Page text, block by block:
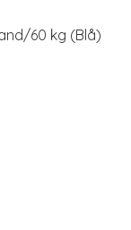
60 kg (Blå)